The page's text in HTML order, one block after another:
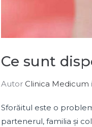
Ce sunt
Autor Clinica Medicum
Sforăitul este o
partenerul, familia şi